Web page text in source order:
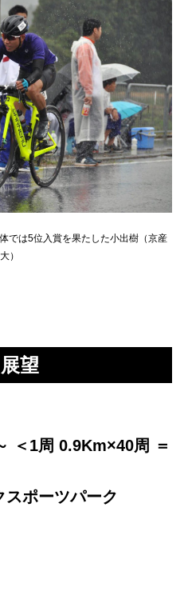
では5位入賞を果たした小出樹（京産
大）
望
＜1周 0.9Km×40周 ＝
スポーツパーク